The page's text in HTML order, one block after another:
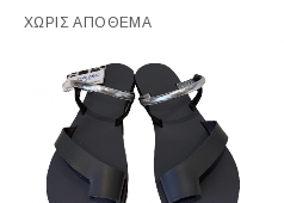
ΧΩΡΊΣ ΑΠΌΘΕΜΑ